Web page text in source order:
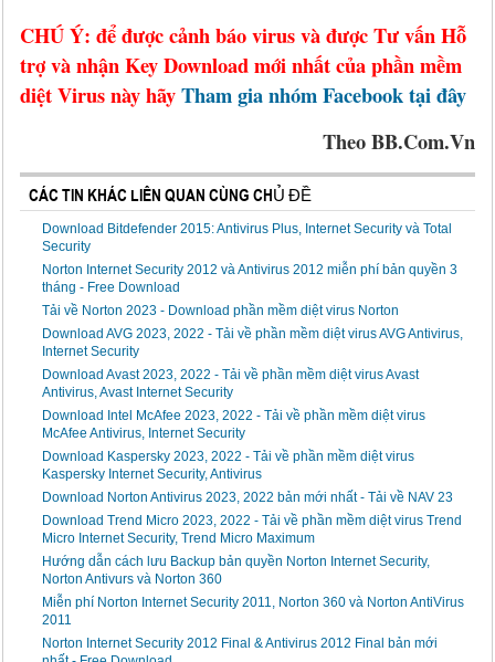
CHÚ Ý: để được cảnh báo virus và được Tư vấn Hỗ
trợ và nhận Key Download mới nhất của phần mềm
diệt Virus này hãyTham gia nhóm Facebook tại đây
Theo BB.Com.Vn
CÁC TIN KHÁC LIÊN QUAN CÙNG CHỦ ĐỀ
Download Bitdefender 2015: Antivirus Plus, Internet Security và Total
Security
Norton Internet Security 2012 và Antivirus 2012 miễn phí bản quyền 3
tháng - Free Download
Tải về Norton 2023 - Download phần mềm diệt virus Norton
Download AVG 2023, 2022 - Tải về phần mềm diệt virus AVG Antivirus,
Internet Security
Download Avast 2023, 2022 - Tải về phần mềm diệt virus Avast
Antivirus, Avast Internet Security
Download Intel McAfee 2023, 2022 - Tải về phần mềm diệt virus
McAfee Antivirus, Internet Security
Download Kaspersky 2023, 2022 - Tải về phần mềm diệt virus
Kaspersky Internet Security, Antivirus
Download Norton Antivirus 2023, 2022 bản mới nhất - Tải về NAV 23
Download Trend Micro 2023, 2022 - Tải về phần mềm diệt virus Trend
Micro Internet Security, Trend Micro Maximum
Hướng dẫn cách lưu Backup bản quyền Norton Internet Security,
Norton Antivurs và Norton 360
Miễn phí Norton Internet Security 2011, Norton 360 và Norton AntiVirus
2011
Norton Internet Security 2012 Final & Antivirus 2012 Final bản mới